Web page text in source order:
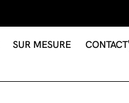
SUR MESURE CONTACT